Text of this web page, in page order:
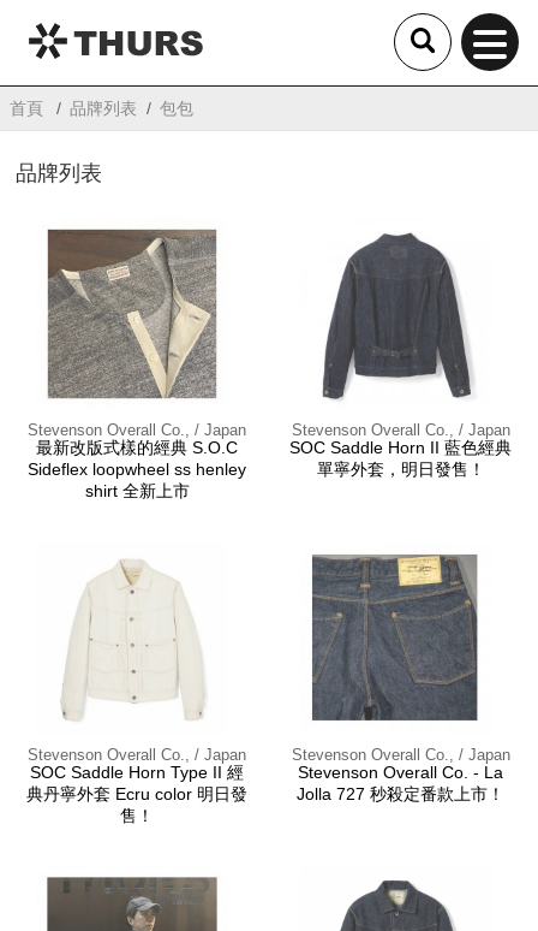
THURS
首頁 品牌列表 包包
品牌列表
Stevenson Overall Co., / Japan
最新改版式樣的經典 S.O.C
Sideflex loopwheel ss henley
shirt 全新上市
Stevenson Overall Co., / Japan
SOC Saddle Horn II 藍色經典
單寧外套，明日發售！
Stevenson Overall Co., / Japan
SOC Saddle Horn Type II 經
典丹寧外套 Ecru color 明日發
售！
Stevenson Overall Co., / Japan
Stevenson Overall Co. - La
Jolla 727 秒殺定番款上市！